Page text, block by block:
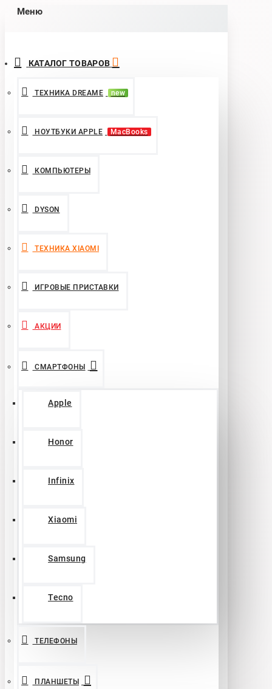
Меню
КАТАЛОГ ТОВАРОВ
ТЕХНИКА DREAME new
НОУТБУКИ APPLE MacBooks
КОМПЬЮТЕРЫ
DYSON
ТЕХНИКА XIAOMI
ИГРОВЫЕ ПРИСТАВКИ
АКЦИИ
СМАРТФОНЫ
Apple
Honor
Infinix
Xiaomi
Samsung
Tecno
ТЕЛЕФОНЫ
ПЛАНШЕТЫ